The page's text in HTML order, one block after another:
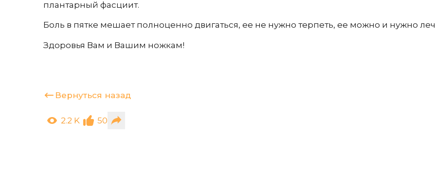
плантарный фасциит.
Боль в пятке мешает полноценно двигаться, ее не нужно терпеть, ее можно и нужно
Здоровья Вам и Вашим ножкам!
Вернуться назад
2.2 K 50